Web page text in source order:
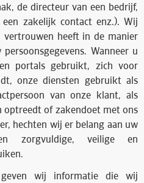
de directeur van een bedrijf,
zakelijk contact enz.). Wij
heeft in de manier
Wanneer u
portals gebruikt, zich voor
onze diensten gebruikt als
van onze klant, als
of zakendoet met ons
hechten wij er belang aan uw
zorgvuldige, veilige en
wij informatie die wij